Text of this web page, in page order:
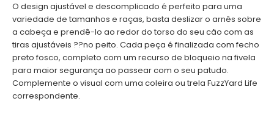
O design ajustável e descomplicado é perfeito para uma
variedade de tamanhos e raças, basta deslizar o arnês sobre
a cabeça e prendê-lo ao redor do torso do seu cão com as
tiras ajustáveis ??no peito. Cada peça é finalizada com fecho
preto fosco, completo com um recurso de bloqueio na fivela
para maior segurança ao passear com o seu patudo.
Complemente o visual com uma coleira ou trela FuzzYard Life
correspondente.